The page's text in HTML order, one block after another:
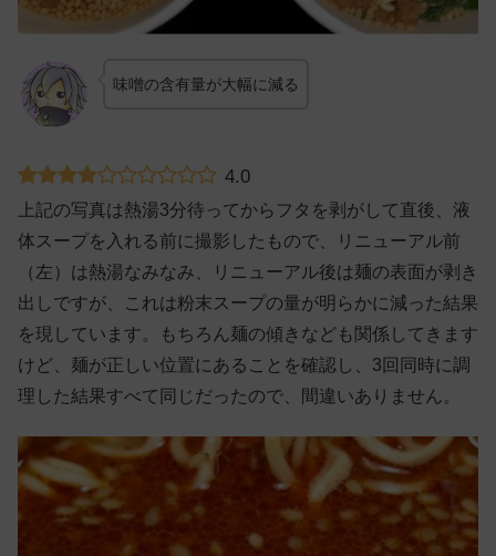
味噌の含有量が大幅に減る
4.0
上記の写真は熱湯3分待ってからフタを剥がして直後、液
体スープを入れる前に撮影したもので、リニューアル前
（左）は熱湯なみなみ、リニューアル後は麺の表面が剥き
出しですが、これは粉末スープの量が明らかに減った結果
を現しています。もちろん麺の傾きなども関係してきます
けど、麺が正しい位置にあることを確認し、3回同時に調
理した結果すべて同じだったので、間違いありません。